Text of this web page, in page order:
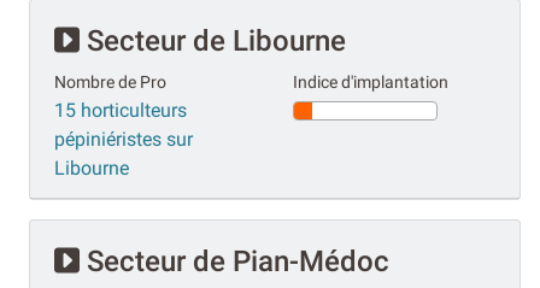
Secteur de Libourne
Nombre de Pro
15 horticulteurs
pépiniéristes sur
Libourne
Indice d'implantation
Secteur de Pian-Médoc